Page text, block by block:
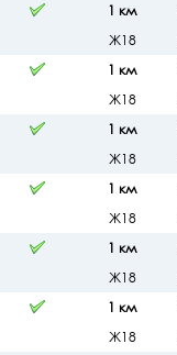
1 км
Ж18
1 км
Ж18
1 км
Ж18
1 км
Ж18
1 км
Ж18
1 км
Ж18